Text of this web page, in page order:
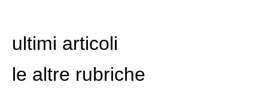
ultimi articoli
le altre rubriche